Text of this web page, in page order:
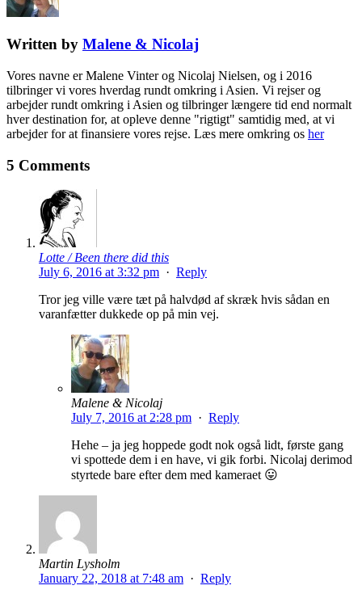
Written by Malene & Nicolaj
Vores navne er Malene Vinter og Nicolaj Nielsen, og i 2016
tilbringer vi vores hverdag rundt omkring i Asien. Vi rejser og
arbejder rundt omkring i Asien og tilbringer længere tid end normalt
hver destination for, at opleve denne "rigtigt" samtidig med, at vi
arbejder for at finansiere vores rejse. Læs mere omkring os her
5 Comments
Lotte / Been there did this
July 6, 2016 at 3:32 pm · Reply
Tror jeg ville være tæt på halvdød af skræk hvis sådan en
varanfætter dukkede op på min vej.
Malene & Nicolaj
July 7, 2016 at 2:28 pm · Reply
Hehe – ja jeg hoppede godt nok også lidt, første gang
vi spottede dem i en have, vi gik forbi. Nicolaj derimod
styrtede bare efter dem med kameraet 😛
Martin Lysholm
January 22, 2018 at 7:48 am · Reply